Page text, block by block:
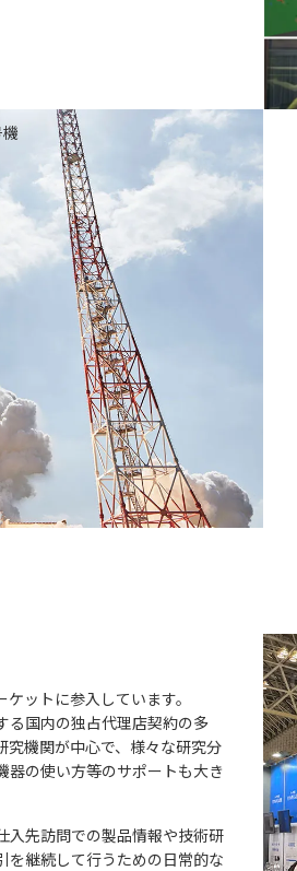
ットに参入しています。
る国内の独占代理店契約の多
究機関が中心で、様々な研究分
の使い方等のサポートも大き
入先訪問での製品情報や技術研
を継続して行うための日常的な